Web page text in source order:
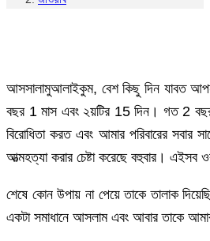
আসসালামুআলাইকুম, বেশ কিছু দিন যাবত
বছর 1 মাস এবং ২য়টির 15 দিন। গত 2 বছর
বিরোধিতা করত এবং আমার পরিবারের সবার
আত্মহত্যা করার চেষ্টা করেছে বহুবার।
শেষে কোন উপায় না পেয়ে তাকে তালাক
একটা সমাধানে আসলাম এবং আবার তাকে